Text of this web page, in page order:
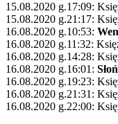
15.08.2020 g.17:09:
15.08.2020 g.21:17:
16.08.2020 g.10:53:
16.08.2020 g.11:32:
16.08.2020 g.14:28:
16.08.2020 g.16:01:
16.08.2020 g.19:23:
16.08.2020 g.21:31:
16.08.2020 g.22:00: